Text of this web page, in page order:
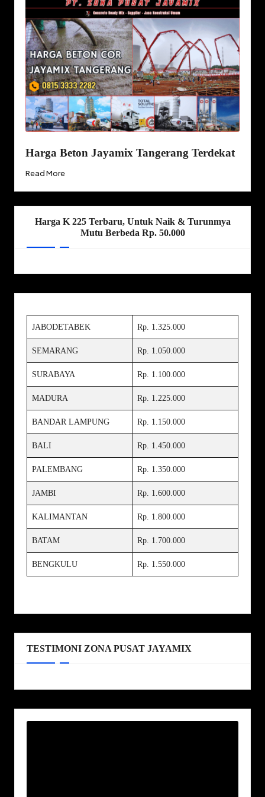
Harga Beton Jayamix Tangerang Terdekat
Read More
Harga K 225 Terbaru, Untuk Naik & Turunmya
Mutu Berbeda Rp. 50.000
JABODETABEK Rp. 1.325.000
SEMARANG Rp. 1.050.000
SURABAYA Rp. 1.100.000
MADURA Rp. 1.225.000
BANDAR LAMPUNG Rp. 1.150.000
BALI Rp. 1.450.000
PALEMBANG Rp. 1.350.000
JAMBI Rp. 1.600.000
KALIMANTAN Rp. 1.800.000
BATAM Rp. 1.700.000
BENGKULU Rp. 1.550.000
TESTIMONI ZONA PUSAT JAYAMIX